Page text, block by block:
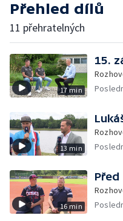
Přehled dílů
11 přehratelných
17 min
15.
13 min
16 min